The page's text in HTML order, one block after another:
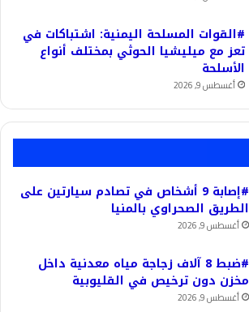
#القوات المسلحة اليمنية: اشتباكات في
تعز مع ميليشيا الحوثي بمختلف أنواع
الأسلحة
أغسطس 9, 2026
#إصابة 9 أشخاص في تصادم سيارتين على
الطريق الصحراوي بالمنيا
أغسطس 9, 2026
#ضبط 8 آلاف زجاجة مياه معدنية داخل
مخزن دون ترخيص في القليوبية
أغسطس 9, 2026